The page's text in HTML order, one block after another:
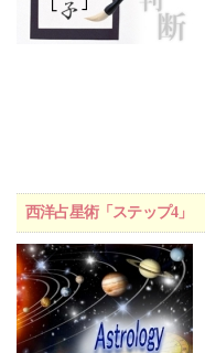
西洋占星術「ステップ4」